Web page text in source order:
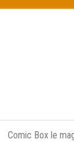
Comic Box le